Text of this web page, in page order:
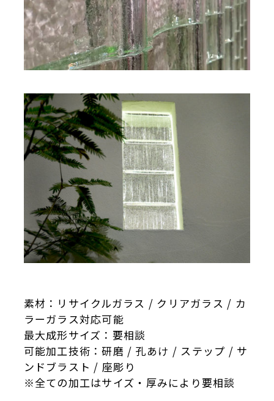
素材：リサイクルガラス / クリアガラス / カ
ラーガラス対応可能
最大成形サイズ：要相談
可能加工技術：研磨 / 孔あけ / ステップ / サ
ンドブラスト / 座彫り
※全ての加工はサイズ・厚みにより要相談